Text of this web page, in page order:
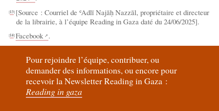
[13] [Source : Courriel de ʿAdlī Najāḥ Nazzāl, propriétaire et directeur
de la librairie, à l’équipe Reading in Gaza daté du 24/06/2025].
[14] Facebook .
Pour rejoindre l’équipe, contribuer, ou
demander des informations, ou encore pour
recevoir la Newsletter Reading in Gaza :
Reading in gaza